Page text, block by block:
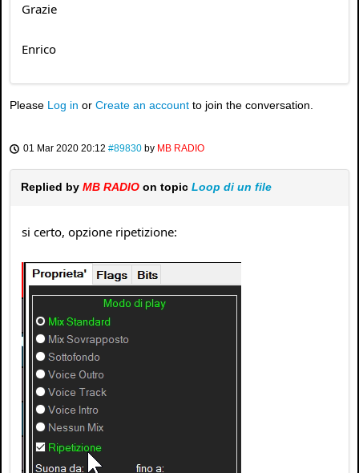
Grazie
Enrico
Please Log in or Create an account to join the conversation.
01 Mar 2020 20:12 #89830 by MB RADIO
Replied by MB RADIO on topic Loop di un file
si certo, opzione ripetizione: